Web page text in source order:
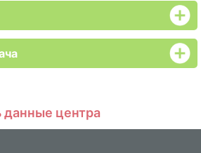
данные центра